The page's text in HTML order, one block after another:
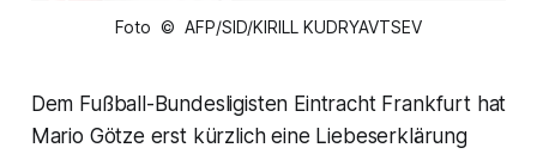
Foto © AFP/SID/KIRILL KUDRYAVTSEV
Dem Fußball-Bundesligisten Eintracht Frankfurt hat
Mario Götze erst kürzlich eine Liebeserklärung